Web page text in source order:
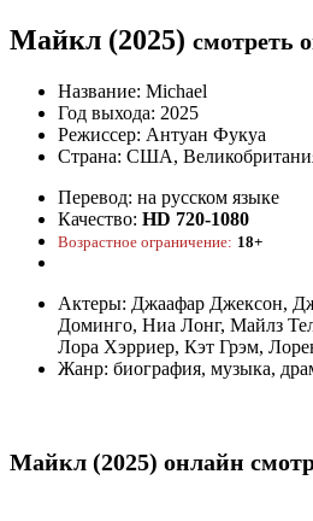
Майкл (2025) смотреть
Название: Michael
Год выхода: 2025
Режиссер: Антуан Фукуа
Страна: США,
Перевод: на русском языке
Качество: HD 720-1080
Возрастное ограничение: 18+
Актеры: Джаафар Джексон,
Доминго, Ниа Лонг, Майлз
Лора Хэрриер, Кэт Грэм,
Жанр: биография, музыка,
Майкл (2025) онлайн